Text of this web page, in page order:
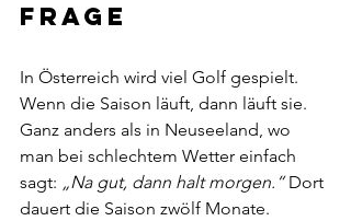
Frage
In Österreich wird viel Golf gespielt.
Wenn die Saison läuft, dann läuft sie.
Ganz anders als in Neuseeland, wo
man bei schlechtem Wetter einfach
sagt: „Na gut, dann halt morgen.“ Dort
dauert die Saison zwölf Monate.